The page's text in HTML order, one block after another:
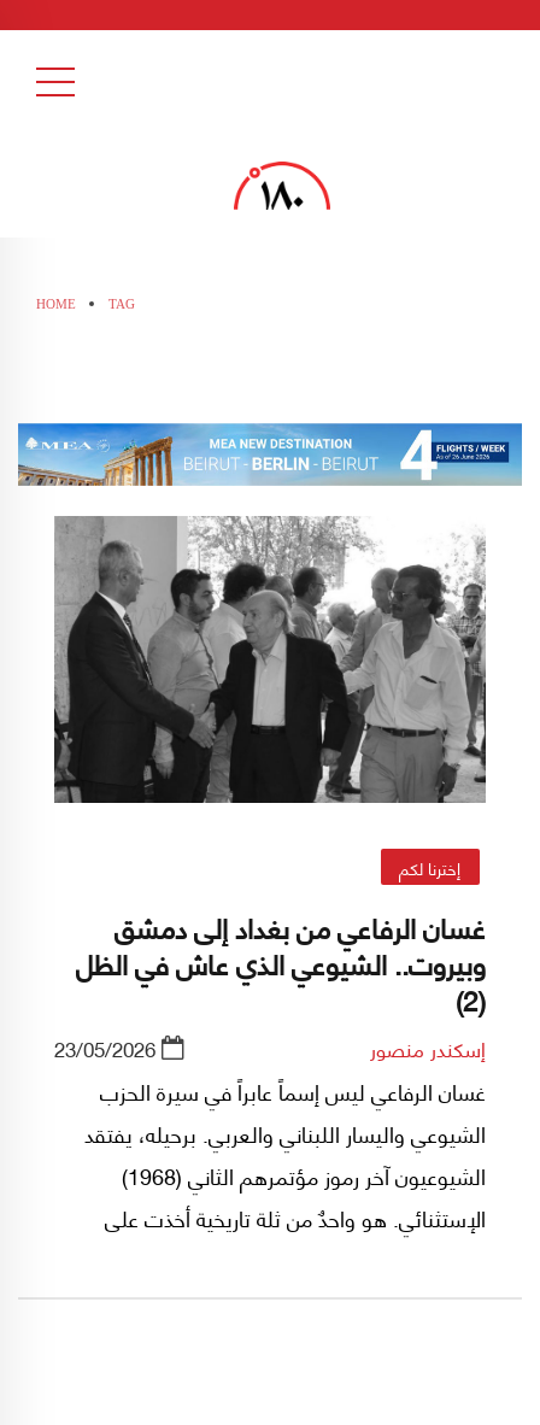
HOME TAG
إخترنا لكم
غسان الرفاعي من بغداد إلى دمشق
وبيروت.. الشيوعي الذي عاش في الظل
(2)
إسكندر منصور 23/05/2026
غسان الرفاعي ليس إسماً عابراً في سيرة الحزب
الشيوعي واليسار اللبناني والعربي. برحيله، يفتقد
الشيوعيون آخر رموز مؤتمرهم الثاني (1968)
الإستثنائي. هو واحدٌ من ثلة تاريخية أخذت على
صالحتهم مع "القضية القومية" إلى حد طغيانها